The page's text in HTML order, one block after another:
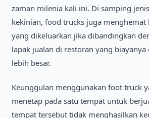
zaman milenia kali ini. Di samping
kekinian, food trucks juga menghemat
yang dikeluarkan jika dibandingkan
lapak jualan di restoran yang biayanya
lebih besar.
Keunggulan menggunakan foot truck
menetap pada satu tempat untuk
tempat tersebut tidak menghasilkan